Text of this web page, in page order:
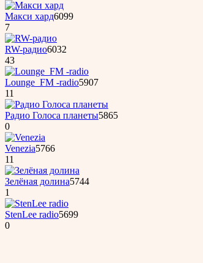
Макси хард6099
7
RW-радио6032
43
Lounge_FM -radio5907
11
Радио Голоса планеты5865
0
Venezia5766
11
Зелёная долина5744
1
StenLee radio5699
0